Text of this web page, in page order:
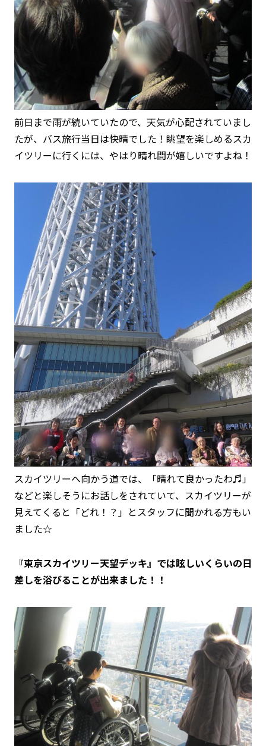
前日まで雨が続いていたので、天気が心配されていまし
たが、バス旅行当日は快晴でした！眺望を楽しめるスカ
イツリーに行くには、やはり晴れ間が嬉しいですよね！
スカイツリーへ向かう道では、「晴れて良かったわ♬」
などと楽しそうにお話しをされていて、スカイツリーが
見えてくると「どれ！？」とスタッフに聞かれる方もい
ました☆
『東京スカイツリー天望デッキ』では眩しいくらいの日
差しを浴びることが出来ました！！